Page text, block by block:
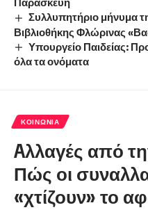
Συλλυπητήριο μήνυμα
Βιβλιοθήκης Φλώρινας
Υπουργείο Παιδείας:
όλα τα ονόματα
ΚΟΙΝΩΝΊΑ
Aλλαγές από
Πώς οι
«χτίζουν» το